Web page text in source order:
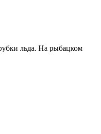
льда. На рыбацком